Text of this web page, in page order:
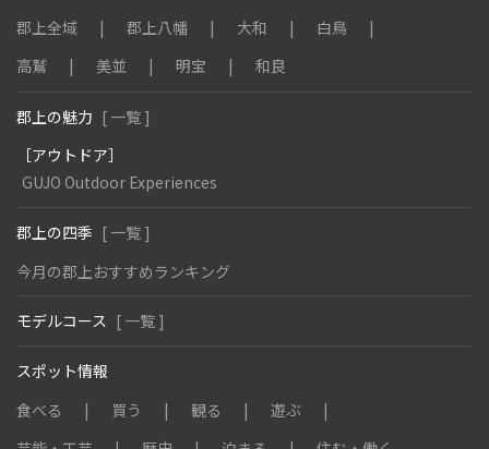
郡上全域
郡上八幡 大和
白鳥
高鷲
美並 明宝 和良
郡上の魅力 [ 一覧 ]
［アウトドア］
GUJO Outdoor Experiences
郡上の四季 [ 一覧 ]
今月の郡上おすすめランキング
モデルコース [ 一覧 ]
スポット情報
食べる
買う 観る
遊ぶ